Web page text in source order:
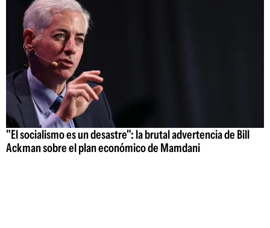
"El socialismo es un desastre": la brutal advertencia de Bill
Ackman sobre el plan económico de Mamdani